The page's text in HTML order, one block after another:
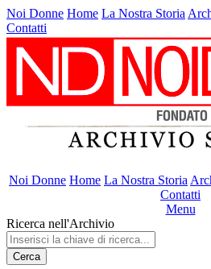
Noi Donne Home La Nostra Storia
Contatti
Noi Donne Home La Nostra Storia
Contatti
Menu
Ricerca nell'Archivio
Cerca